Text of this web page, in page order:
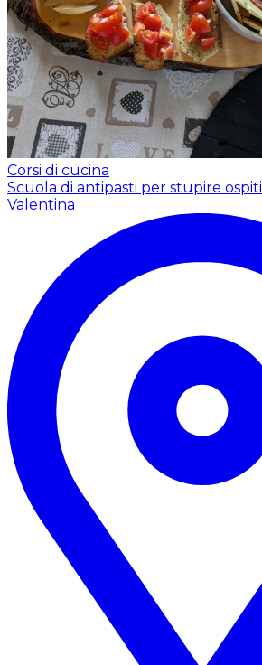
Corsi di cucina
Scuola di antipasti per stupire
Valentina